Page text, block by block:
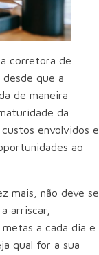
corretora de
desde que a
de maneira
da
envolvidos e
ao
mais, não deve se
arriscar,
a cada dia e
qual for a sua